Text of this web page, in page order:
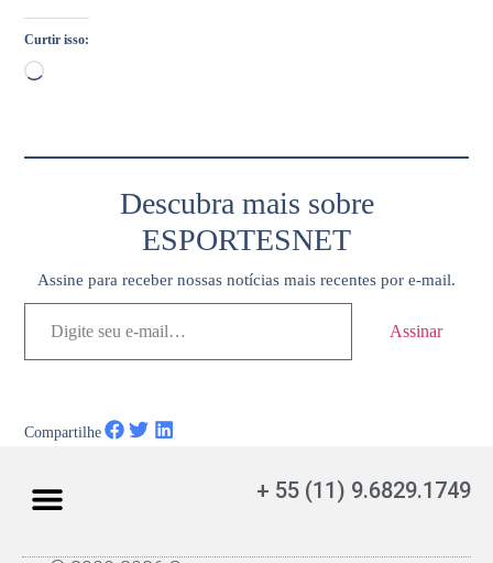
Curtir isso:
Descubra mais sobre
ESPORTESNET
Assine para receber nossas notícias mais recentes por e-mail.
Assinar
Compartilhe
+ 55 (11) 9.6829.1749